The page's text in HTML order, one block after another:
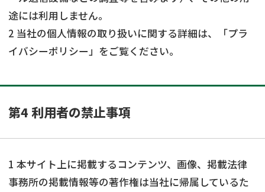
途には利用しません。
2 当社の個人情報の取り扱いに関する詳細は、「プラ
イバシーポリシー」をご覧ください。
第4 利用者の禁止事項
1 本サイト上に掲載するコンテンツ、画像、掲載法律
事務所の掲載情報等の著作権は当社に帰属しているた